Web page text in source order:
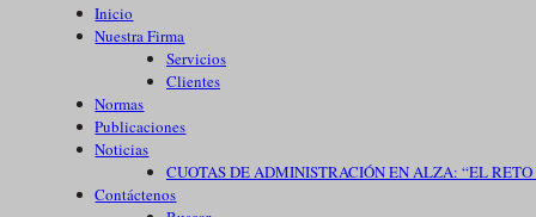
Inicio
Nuestra Firma
Servicios
Clientes
Normas
Publicaciones
Noticias
CUOTAS DE ADMINISTRACIÓN EN ALZA: “EL RETO
Contáctenos